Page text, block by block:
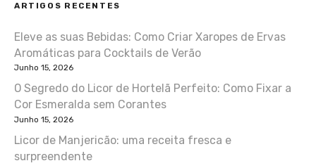
g
a
ç
ã
o
ARTIGOS RECENTES
Eleve as suas Bebidas: Como Criar Xaropes de Ervas
Aromáticas para Cocktails de Verão
Junho 15, 2026
O Segredo do Licor de Hortelã Perfeito: Como Fixar a
Cor Esmeralda sem Corantes
Junho 15, 2026
Licor de Manjericão: uma receita fresca e
surpreendente